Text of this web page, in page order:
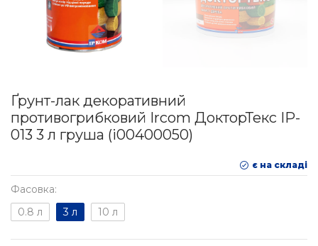
Ґрунт-лак декоративний
противогрибковий Ircom ДокторТекс IP-
013 3 л груша (i00400050)
є на складі
Фасовка:
0.8 л
3 л 10 л